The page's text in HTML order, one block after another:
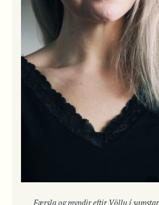
Færsla og myndir eftir Völlu í